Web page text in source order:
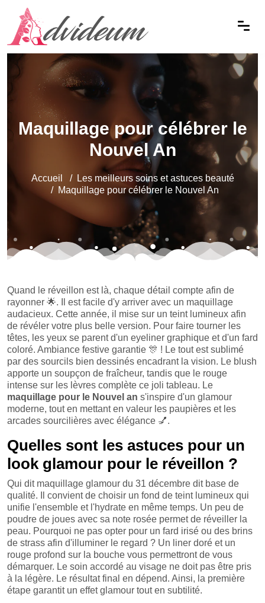
Maquillage pour célébrer le
Nouvel An
Accueil
Les meilleurs soins et astuces beauté
Maquillage pour célébrer le Nouvel An
Quand le réveillon est là, chaque détail compte afin de
rayonner 🌟. Il est facile d'y arriver avec un maquillage
audacieux. Cette année, il mise sur un teint lumineux afin
de révéler votre plus belle version. Pour faire tourner les
têtes, les yeux se parent d'un eyeliner graphique et d'un fard
coloré. Ambiance festive garantie 🎊 ! Le tout est sublimé
par des sourcils bien dessinés encadrant la vision. Le blush
apporte un soupçon de fraîcheur, tandis que le rouge
intense sur les lèvres complète ce joli tableau. Le
maquillage pour le Nouvel an s'inspire d'un glamour
moderne, tout en mettant en valeur les paupières et les
arcades sourcilières avec élégance 💅.
Quelles sont les astuces pour un
look glamour pour le réveillon ?
Qui dit maquillage glamour du 31 décembre dit base de
qualité. Il convient de choisir un fond de teint lumineux qui
unifie l'ensemble et l'hydrate en même temps. Un peu de
poudre de joues avec sa note rosée permet de réveiller la
peau. Pourquoi ne pas opter pour un fard irisé ou des brins
de strass afin d'illuminer le regard ? Un liner doré et un
rouge profond sur la bouche vous permettront de vous
démarquer. Le soin accordé au visage ne doit pas être pris
à la légère. Le résultat final en dépend. Ainsi, la première
étape garantit un effet glamour tout en subtilité.